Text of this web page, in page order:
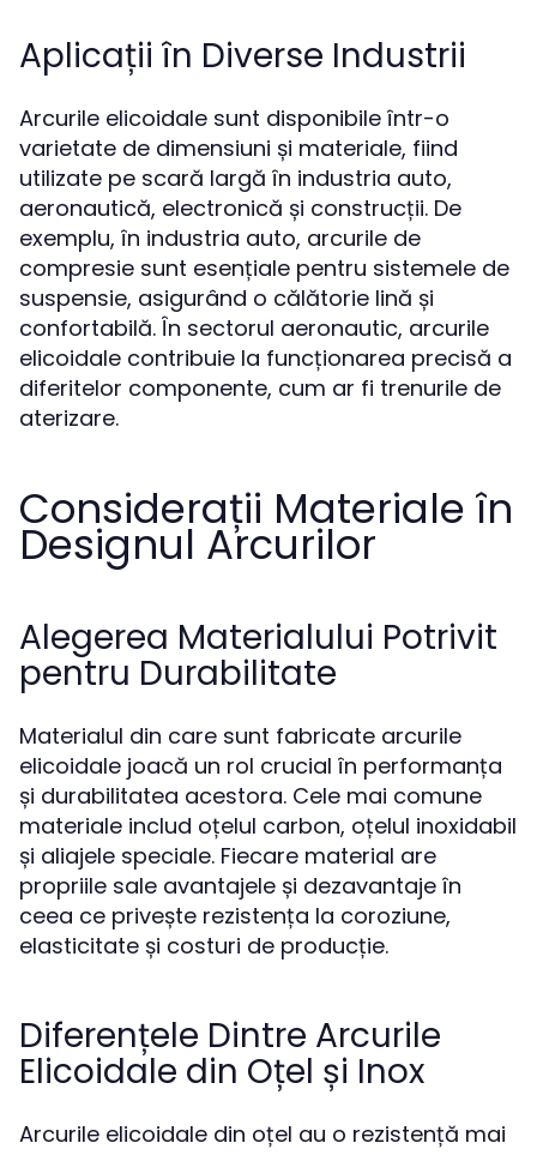
Aplicații în Diverse Industrii
Arcurile elicoidale sunt disponibile într-o
varietate de dimensiuni și materiale, fiind
utilizate pe scară largă în industria auto,
aeronautică, electronică și construcții. De
exemplu, în industria auto, arcurile de
compresie sunt esențiale pentru sistemele de
suspensie, asigurând o călătorie lină și
confortabilă. În sectorul aeronautic, arcurile
elicoidale contribuie la funcționarea precisă a
diferitelor componente, cum ar fi trenurile de
aterizare.
Considerații Materiale în
Designul Arcurilor
Alegerea Materialului Potrivit
pentru Durabilitate
Materialul din care sunt fabricate arcurile
elicoidale joacă un rol crucial în performanța
și durabilitatea acestora. Cele mai comune
materiale includ oțelul carbon, oțelul inoxidabil
și aliajele speciale. Fiecare material are
propriile sale avantajele și dezavantaje în
ceea ce privește rezistența la coroziune,
elasticitate și costuri de producție.
Diferențele Dintre Arcurile
Elicoidale din Oțel și Inox
Arcurile elicoidale din oțel au o rezistență mai